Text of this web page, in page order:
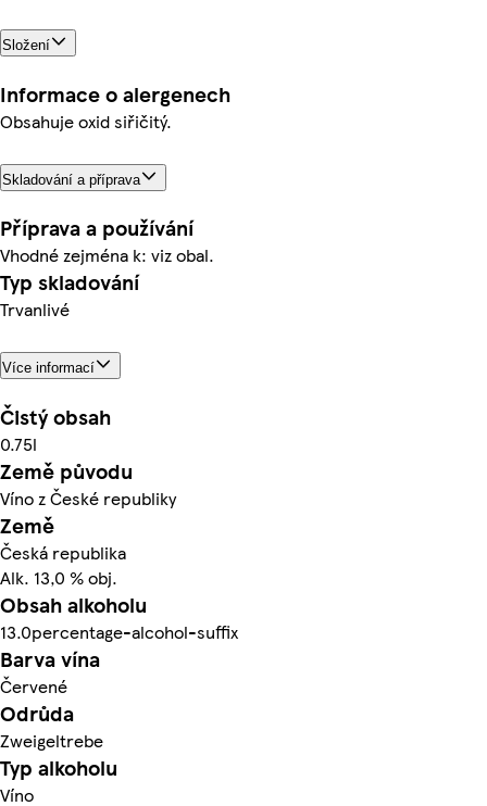
Složení
Informace o alergenech
Obsahuje oxid siřičitý.
Skladování a příprava
Příprava a používání
Vhodné zejména k: viz obal.
Typ skladování
Trvanlivé
Více informací
Čistý obsah
0.75l
Země původu
Víno z České republiky
Země
Česká republika
Alk. 13,0 % obj.
Obsah alkoholu
13.0percentage-alcohol-suffix
Barva vína
Červené
Odrůda
Zweigeltrebe
Typ alkoholu
Víno